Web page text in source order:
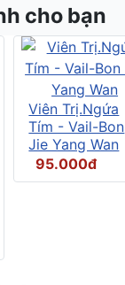
cho bạn
Viên Trị.Ngứa
Tím - Vail-Bon
Jie Yang Wan
95.000đ